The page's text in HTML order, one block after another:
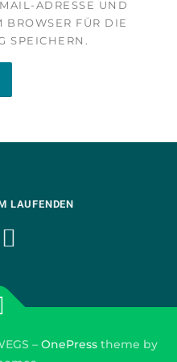
ADRESSE UND
FÜR DIE
SPEICHERN.
LAUFENDEN
– OnePresstheme by